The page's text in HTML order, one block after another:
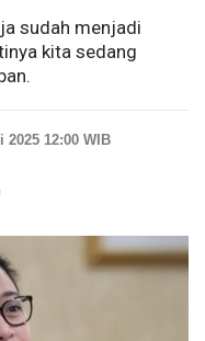
sudah menjadi
kita sedang
12:00 WIB